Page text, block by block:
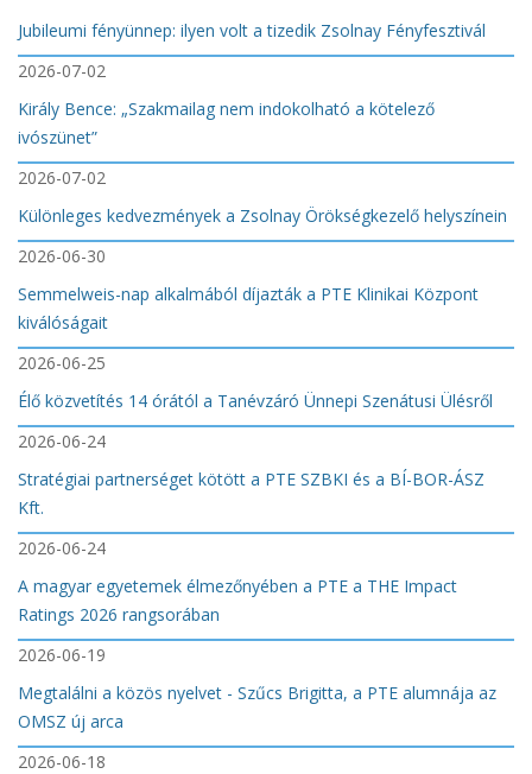
Jubileumi fényünnep: ilyen volt a tizedik Zsolnay Fényfesztivál
2026-07-02
Király Bence: „Szakmailag nem indokolható a kötelező
ivószünet”
2026-07-02
Különleges kedvezmények a Zsolnay Örökségkezelő helyszínein
2026-06-30
Semmelweis-nap alkalmából díjazták a PTE Klinikai Központ
kiválóságait
2026-06-25
Élő közvetítés 14 órától a Tanévzáró Ünnepi Szenátusi Ülésről
2026-06-24
Stratégiai partnerséget kötött a PTE SZBKI és a BÍ-BOR-ÁSZ
Kft.
2026-06-24
A magyar egyetemek élmezőnyében a PTE a THE Impact
Ratings 2026 rangsorában
2026-06-19
Megtalálni a közös nyelvet - Szűcs Brigitta, a PTE alumnája az
OMSZ új arca
2026-06-18